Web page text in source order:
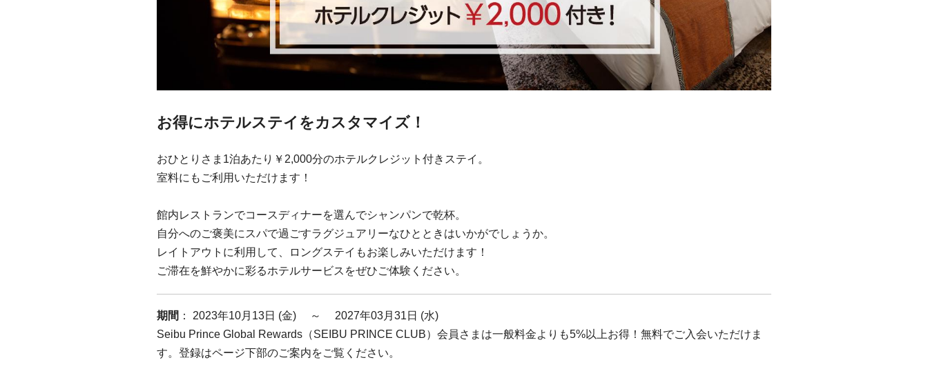
お得にホテルステイをカスタマイズ！
おひとりさま1泊あたり￥2,000分のホテルクレジット付きステイ。
室料にもご利用いただけます！
館内レストランでコースディナーを選んでシャンパンで乾杯。
自分へのご褒美にスパで過ごすラグジュアリーなひとときはいかがでしょうか。
レイトアウトに利用して、ロングステイもお楽しみいただけます！
ご滞在を鮮やかに彩るホテルサービスをぜひご体験ください。
期間 ： 2023年10月13日 (金) ～ 2027年03月31日 (水)
Seibu Prince Global Rewards（SEIBU PRINCE CLUB）会員さまは一般料金よりも5%以上お得！無料でご入会いただけま
す。登録はページ下部のご案内をご覧ください。